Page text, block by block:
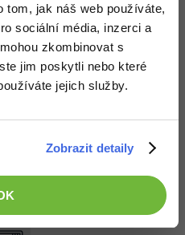
tom, jak náš web používáte,
sociální média, inzerci a
zkombinovat s
jim poskytli nebo které
jejich služby.
Zobrazit detaily
Unity - Úprava